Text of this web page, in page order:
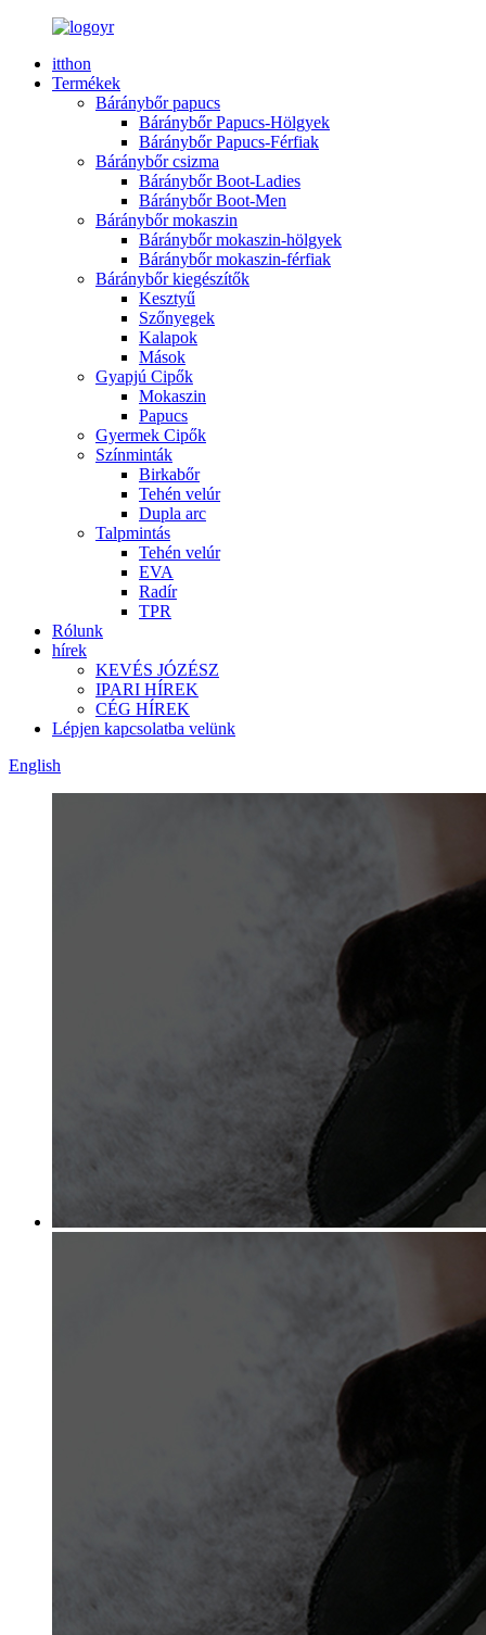
itthon
Termékek
Báránybőr papucs
Báránybőr Papucs-Hölgyek
Báránybőr Papucs-Férfiak
Báránybőr csizma
Báránybőr Boot-Ladies
Báránybőr Boot-Men
Báránybőr mokaszin
Báránybőr mokaszin-hölgyek
Báránybőr mokaszin-férfiak
Báránybőr kiegészítők
Kesztyű
Szőnyegek
Kalapok
Mások
Gyapjú Cipők
Mokaszin
Papucs
Gyermek Cipők
Színminták
Birkabőr
Tehén velúr
Dupla arc
Talpmintás
Tehén velúr
EVA
Radír
TPR
Rólunk
hírek
KEVÉS JÓZÉSZ
IPARI HÍREK
CÉG HÍREK
Lépjen kapcsolatba velünk
English